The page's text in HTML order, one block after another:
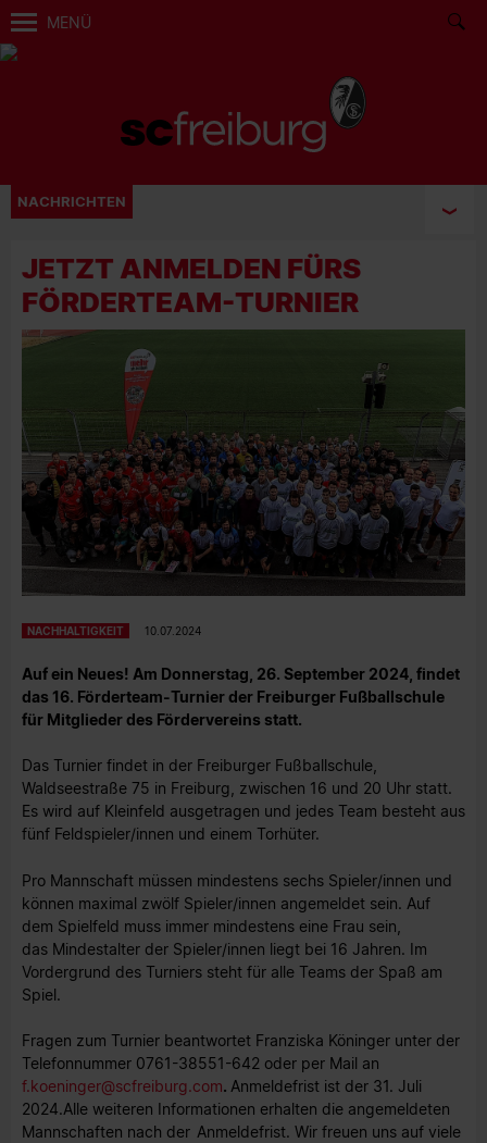
MENÜ
NACHRICHTEN
JETZT ANMELDEN FÜRS
FÖRDERTEAM-TURNIER
NACHHALTIGKEIT 10.07.2024
Auf ein Neues! Am Donnerstag, 26. September 2024, findet
das 16. Förderteam-Turnier der Freiburger Fußballschule
für Mitglieder des Fördervereins statt.
Das Turnier findet in der Freiburger Fußballschule,
Waldseestraße 75 in Freiburg, zwischen 16 und 20 Uhr statt.
Es wird auf Kleinfeld ausgetragen und jedes Team besteht aus
fünf Feldspieler/innen und einem Torhüter.
Pro Mannschaft müssen mindestens sechs Spieler/innen und
können maximal zwölf Spieler/innen angemeldet sein. Auf
dem Spielfeld muss immer mindestens eine Frau sein,
das Mindestalter der Spieler/innen liegt bei 16 Jahren. Im
Vordergrund des Turniers steht für alle Teams der Spaß am
Spiel.
Fragen zum Turnier beantwortet Franziska Köninger unter der
Telefonnummer 0761-38551-642 oder per Mail an
f.koeninger@scfreiburg.com. Anmeldefrist ist der 31. Juli
2024.Alle weiteren Informationen erhalten die angemeldeten
Mannschaften nach der Anmeldefrist. Wir freuen uns auf viele